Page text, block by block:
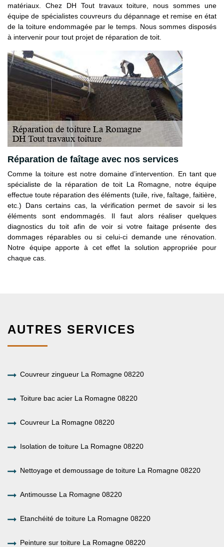
matériaux. Chez DH Tout travaux toiture, nous sommes une
équipe de spécialistes couvreurs du dépannage et remise en état
de la toiture endommagée par le temps. Nous sommes disposés
à intervenir pour tout projet de réparation de toit.
Réparation de faîtage avec nos services
Comme la toiture est notre domaine d’intervention. En tant que
spécialiste de la réparation de toit La Romagne, notre équipe
effectue toute réparation des éléments (tuile, rive, faîtage, faitière,
etc.) Dans certains cas, la vérification permet de savoir si les
éléments sont endommagés. Il faut alors réaliser quelques
diagnostics du toit afin de voir si votre faitage présente des
dommages réparables ou si celui-ci demande une rénovation.
Notre équipe apporte à cet effet la solution appropriée pour
chaque cas.
AUTRES SERVICES
Couvreur zingueur La Romagne 08220
Toiture bac acier La Romagne 08220
Couvreur La Romagne 08220
Isolation de toiture La Romagne 08220
Nettoyage et demoussage de toiture La Romagne 08220
Antimousse La Romagne 08220
Etanchéité de toiture La Romagne 08220
Peinture sur toiture La Romagne 08220